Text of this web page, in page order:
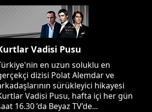
Vadisi Pusu
en uzun soluklu en
dizisi Polat Alemdar ve
sürükleyici hikayesi
Vadisi Pusu, hafta içi her gün
16.30 ’da Beyaz TV’de...